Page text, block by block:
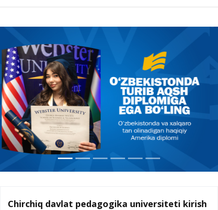
Chirchiq davlat pedagogika universiteti kirish